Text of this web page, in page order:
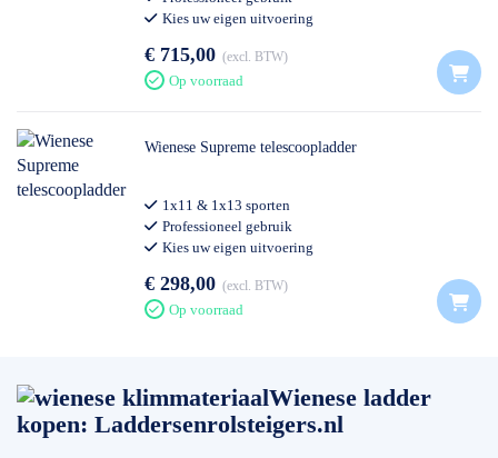
Kies uw eigen uitvoering
€ 715,00 excl. BTW
Op voorraad
Wienese Supreme telescoopladder
1x11 & 1x13 sporten
Professioneel gebruik
Kies uw eigen uitvoering
€ 298,00 excl. BTW
Op voorraad
Wienese ladder
kopen: Laddersenrolsteigers.nl